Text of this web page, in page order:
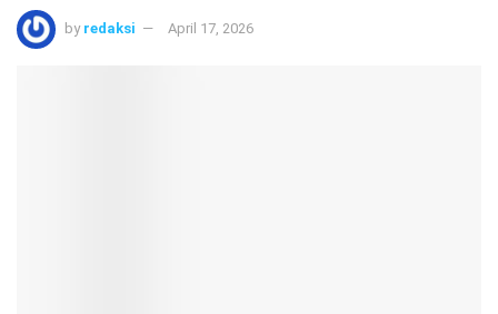
by redaksi April 17, 2026